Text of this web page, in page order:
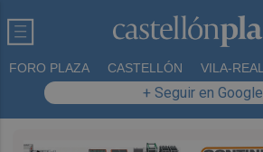
FORO PLAZA CASTELLÓN VILA-REAL
+ Seguir en Google